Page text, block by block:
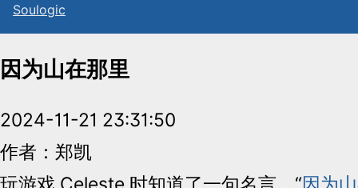
Soulogic
因为山在那里
2024-11-21 23:31:50
作者：郑凯